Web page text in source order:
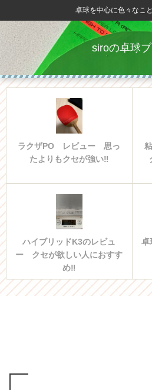
卓球を中心に色々なこ
siroの卓球
ラクザPO レビュー 思っ
たよりもクセが強い‼
ハイブリッドK3のレビュ
ー クセが欲しい人におすす
め‼︎
卓